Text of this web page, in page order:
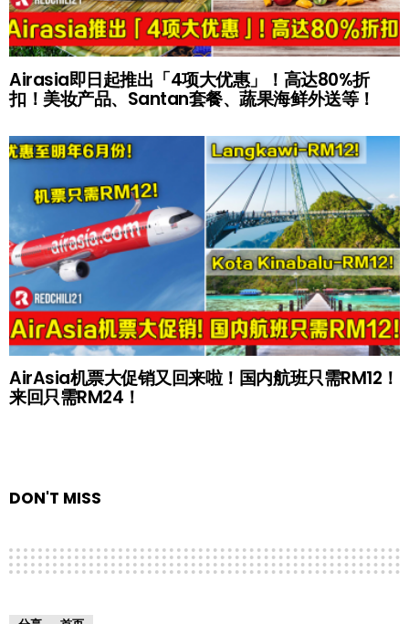
Airasia即日起推出「4项大优惠」！高达80%折
扣！美妆产品、Santan套餐、蔬果海鲜外送等！
AirAsia机票大促销又回来啦！国内航班只需RM12！
来回只需RM24！
DON'T MISS